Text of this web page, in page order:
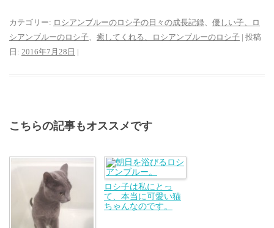
カテゴリー: ロシアンブルーのロシ子の日々の成長記録、 優しい子、ロ
シアンブルーのロシ子、 癒してくれる、ロシアンブルーのロシ子 | 投稿
日: 2016年7月28日 |
こちらの記事もオススメです
ロシ子は私にとっ
て、本当に可愛い猫
ちゃんなのです。